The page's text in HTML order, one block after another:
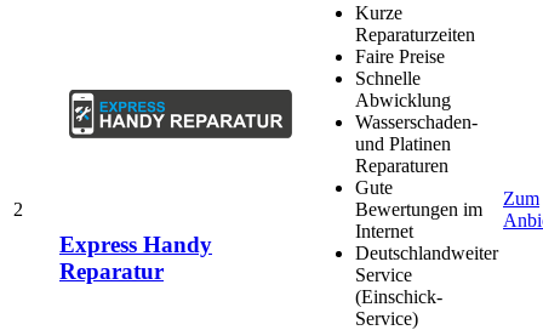
2
Express Handy
Reparatur
Kurze
Reparaturzeiten
Faire Preise
Schnelle
Abwicklung
Wasserschaden-
und Platinen
Reparaturen
Gute
Bewertungen im
Internet
Deutschlandweiter
Service
(Einschick-
Service)
Zum